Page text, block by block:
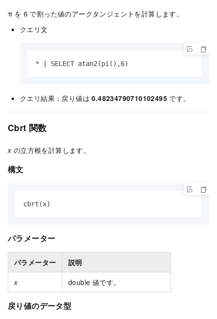
π を 6 で割った値のアークタンジェントを計算します。
クエリ文
* | SELECT atan2(pi(),6)
クエリ結果：戻り値は0.48234790710102495 です。
Cbrt 関数
xの立方根を計算します。
構文
cbrt(x)
パラメーター
パラメーター 説明
x double 値です。
戻り値のデータ型